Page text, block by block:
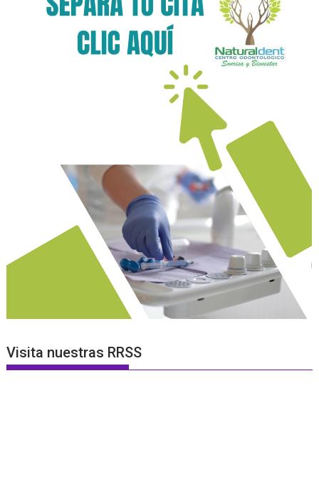
Visita nuestras RRSS